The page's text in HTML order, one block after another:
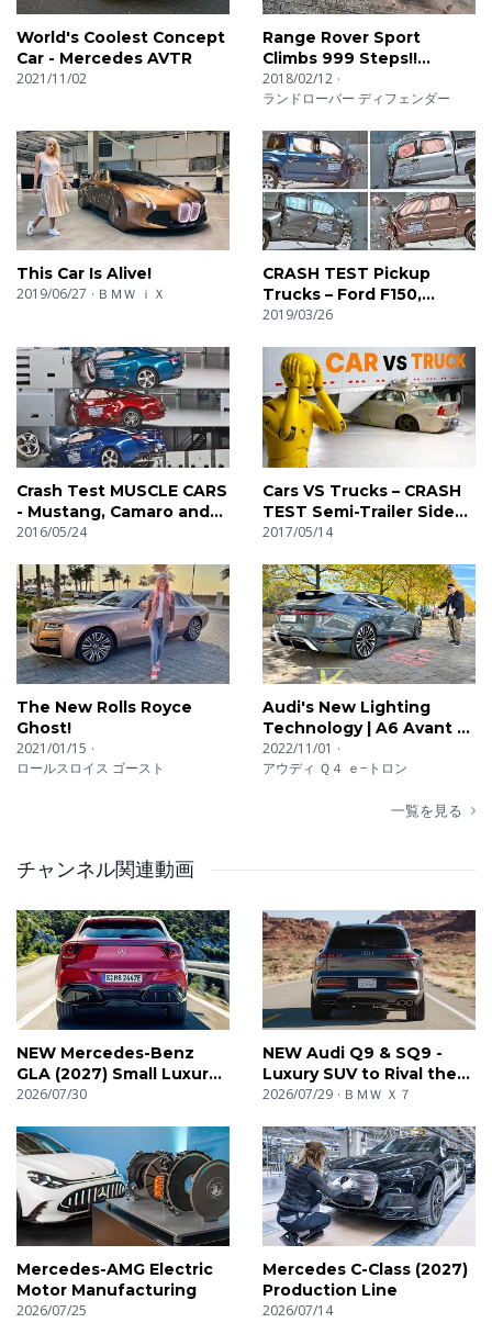
YOUCAR has delivered pure, official automotive footage
for true car enthusiasts.
Every video is sourced directly from manufacturers:
exclusive crash test recordings, in-depth car production
line tours, and early access to the newest vehicles.
If you’re searching for the most reliable YouTube
channel for car news, vehicle sound, and high-quality car
videos, YOUCAR is your ultimate destination.
00:00 Press Shop
03:02 Body Shop
10:20 Assembly Sho
World's Coolest Concept
Car - Mercedes AVTR
2021/11/02
Range Rover Sport
Climbs 999 Steps!!
Dragon Challenge
2018/02/12
ランドローバー ディフェンダー
This Car Is Alive!
2019/06/27 ＢＭＷ ｉＸ
CRASH TEST Pickup
Trucks – Ford F150,
Toyota Tundra, RAM
2019/03/26
Crash Test MUSCLE CARS
- Mustang, Camaro and
Challenger
2016/05/24
Cars VS Trucks – CRASH
TEST Semi-Trailer Side
Underride
2017/05/14
The New Rolls Royce
Ghost!
2021/01/15
ロールスロイス ゴースト
Audi's New Lighting
Technology | A6 Avant e-
Tron
2022/11/01
アウディ Ｑ４ ｅ−トロン
一覧を見る
チャンネル関連動画
NEW Mercedes-Benz
GLA (2027) Small Luxury
SUV
2026/07/30
NEW Audi Q9 & SQ9 -
Luxury SUV to Rival the
BMW X7
2026/07/29 ＢＭＷ Ｘ７
Mercedes-AMG Electric
Motor Manufacturing
2026/07/25
Mercedes C-Class (2027)
Production Line
2026/07/14